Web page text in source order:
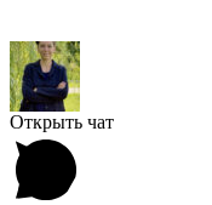
Открыть чат